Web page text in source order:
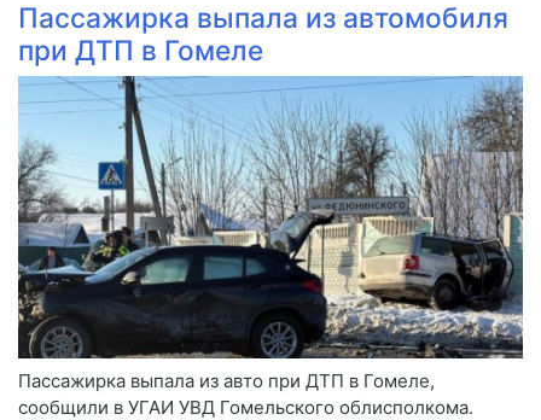
Пассажирка выпала из автомобиля
при ДТП в Гомеле
Пассажирка выпала из авто при ДТП в Гомеле,
сообщили в УГАИ УВД Гомельского облисполкома.